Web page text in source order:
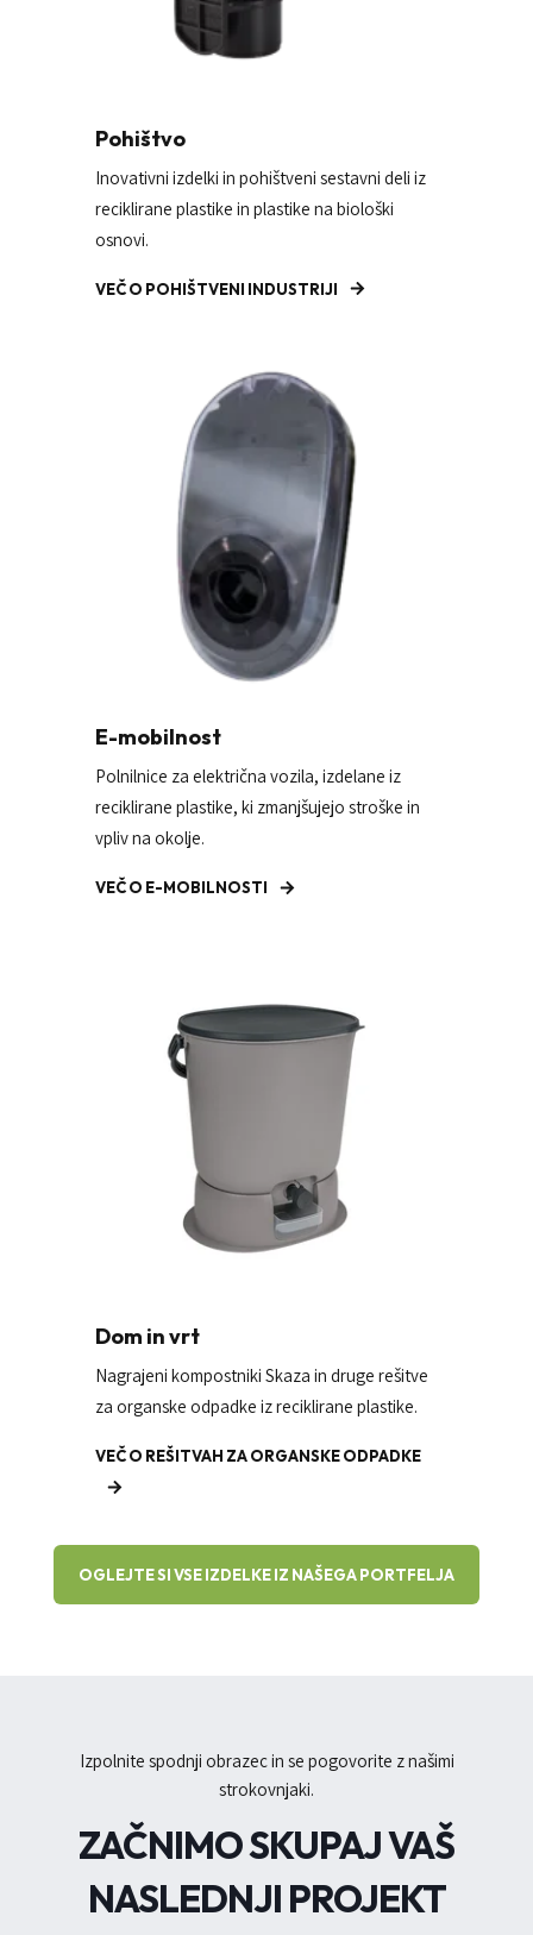
Pohištvo
Inovativni izdelki in pohištveni sestavni deli iz
reciklirane plastike in plastike na biološki
osnovi.
VEČ O POHIŠTVENI INDUSTRIJI
E-mobilnost
Polnilnice za električna vozila, izdelane iz
reciklirane plastike, ki zmanjšujejo stroške in
vpliv na okolje.
VEČ O E-MOBILNOSTI
Dom in vrt
Nagrajeni kompostniki Skaza in druge rešitve
za organske odpadke iz reciklirane plastike.
VEČ O REŠITVAH ZA ORGANSKE ODPADKE
OGLEJTE SI VSE IZDELKE IZ NAŠEGA PORTFELJA
Izpolnite spodnji obrazec in se pogovorite z našimi
strokovnjaki.
ZAČNIMO SKUPAJ VAŠ
NASLEDNJI PROJEKT